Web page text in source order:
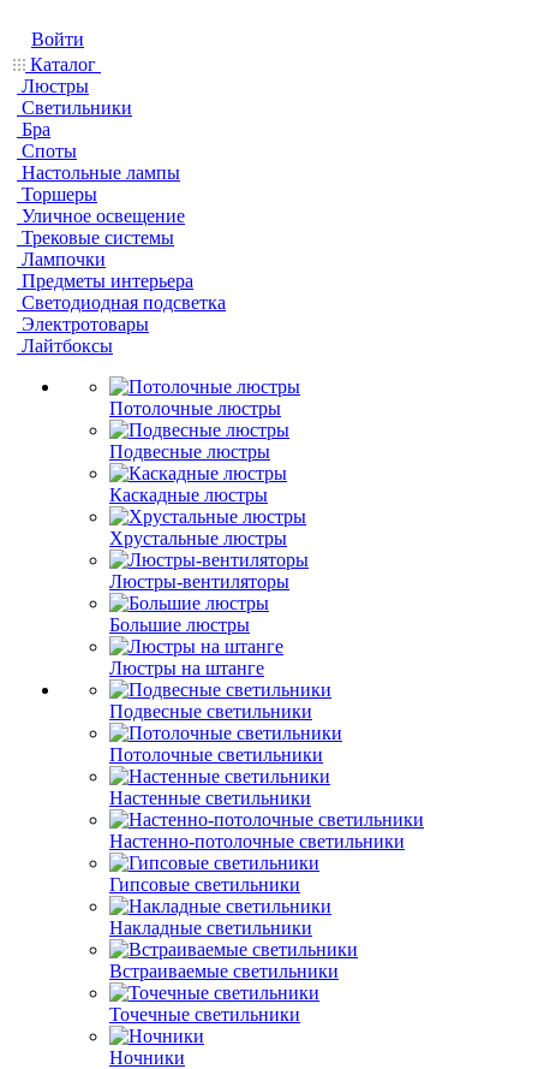
Войти
Каталог
Люстры
Светильники
Бра
Споты
Настольные лампы
Торшеры
Уличное освещение
Трековые системы
Лампочки
Предметы интерьера
Светодиодная подсветка
Электротовары
Лайтбоксы
Потолочные люстры
Подвесные люстры
Каскадные люстры
Хрустальные люстры
Люстры-вентиляторы
Большие люстры
Люстры на штанге
Подвесные светильники
Потолочные светильники
Настенные светильники
Настенно-потолочные светильники
Гипсовые светильники
Накладные светильники
Встраиваемые светильники
Точечные светильники
Ночники